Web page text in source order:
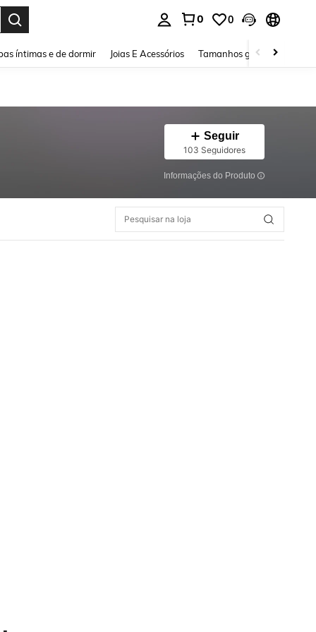
0 0
íntimas e de dormir Joias E Acessórios Tamanhos grandes
Seguir
103 Seguidores
Informações do Produto